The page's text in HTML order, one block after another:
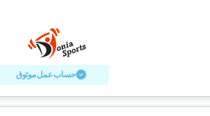
حساب عمل موثوق